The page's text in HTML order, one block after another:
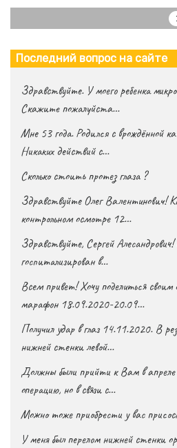
Последний вопрос на сайте
Здравствуйте. У моего ребенка
Скажите пожалуйста…
Мне 53 года. Родился с врождённой
Никаких действий с…
Сколько стоить протез глаза ?
Здравствуйте Олег Валентинович!
контрольном осмотре 12…
Здравствуйте, Сергей Алесандрович!
госпитализирован в…
Всем привет! Хочу поделиться
марафон 18.09.2020-20.09…
Получил удар в глаз 14.11.2020. В
нижней стенки левой…
Должны были прийти к Вам в апреле
операцию, но в связи с…
Можно тоже приобрести у вас
У меня был перелом нижней стенки